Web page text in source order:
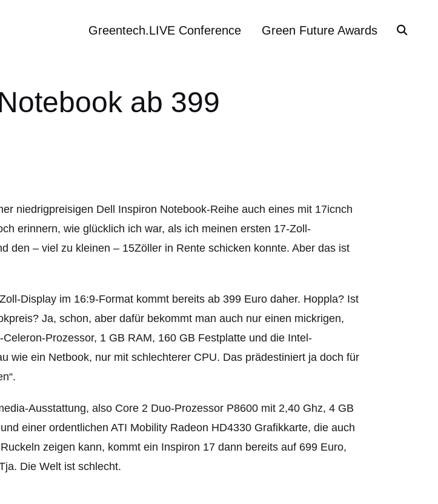
Greentech.LIVE Conference Green Future Awards
ab 399
niedrigpreisigen Dell Inspiron Notebook-Reihe auch eines mit 17icnch
erinnern, wie glücklich ich war, als ich meinen ersten 17-Zoll-
den – viel zu kleinen – 15Zöller in Rente schicken konnte. Aber das ist
Display im 16:9-Format kommt bereits ab 399 Euro daher. Hoppla? Ist
Ja, schon, aber dafür bekommt man auch nur einen mickrigen,
Prozessor, 1 GB RAM, 160 GB Festplatte und die Intel-
wie ein Netbook, nur mit schlechterer CPU. Das prädestiniert ja doch für
Ausstattung, also Core 2 Duo-Prozessor P8600 mit 2,40 Ghz, 4 GB
einer ordentlichen ATI Mobility Radeon HD4330 Grafikkarte, die auch
zeigen kann, kommt ein Inspiron 17 dann bereits auf 699 Euro,
Die Welt ist schlecht.